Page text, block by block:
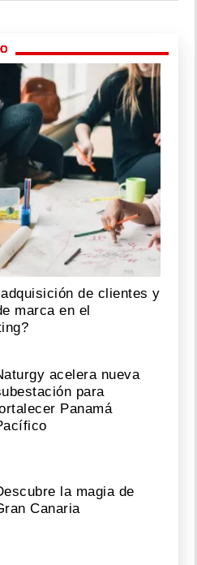
de clientes y
marca en el
acelera nueva
para
Panamá
la magia de
Canaria